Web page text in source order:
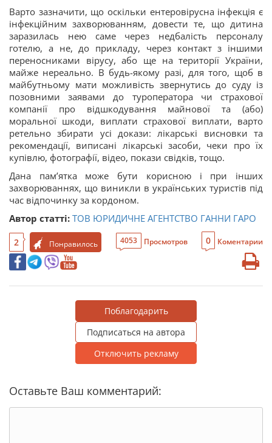
Варто зазначити, що оскільки ентеровірусна інфекція є
інфекційним захворюванням, довести те, що дитина
заразилась нею саме через недбалість персоналу
готелю, а не, до прикладу, через контакт з іншими
переносниками вірусу, або ще на території України,
майже нереально. В будь-якому разі, для того, щоб в
майбутньому мати можливість звернутись до суду із
позовними заявами до туроператора чи страхової
компанії про відшкодування майнової та (або)
моральної шкоди, виплати страхової виплати, варто
ретельно збирати усі докази: лікарські висновки та
рекомендації, виписані лікарські засоби, чеки про їх
купівлю, фотографії, відео, покази свідків, тощо.
Дана пам’ятка може бути корисною і при інших
захворюваннях, що виникли в українських туристів під
час відпочинку за кордоном.
Автор статті: ТОВ ЮРИДИЧНЕ АГЕНТСТВО ГАННИ ГАРО
2 Понравилось 4053 Просмотров 0 Коментарии
Поблагодарить
Подписаться на автора
Отключить рекламу
Оставьте Ваш комментарий: